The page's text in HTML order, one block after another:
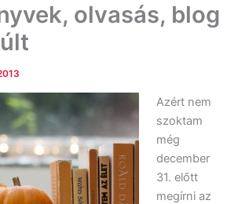
olvasás, blog
Azért nem
szoktam
még
december
31. előtt
megírni az